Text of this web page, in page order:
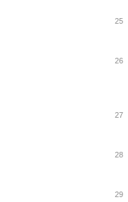
25
26
27
28
29